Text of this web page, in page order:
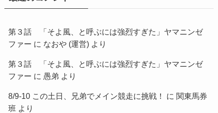
第３話 「そよ風、と呼ぶには強烈すぎた」ヤマニンゼ
ファー に なおや (運営)より
第３話 「そよ風、と呼ぶには強烈すぎた」ヤマニンゼ
ファー に 愚弟 より
8/9-10 この土日、兄弟でメイン競走に挑戦！ に 関東馬券
班 より